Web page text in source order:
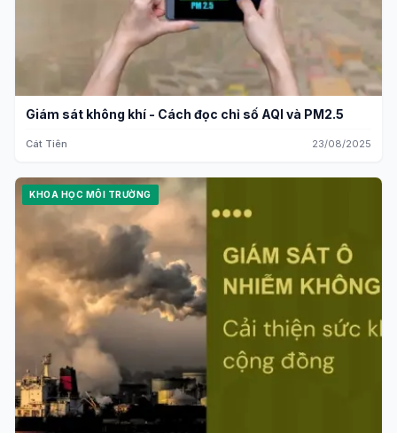
Giám sát không khí - Cách đọc chỉ số AQI và PM2.5
Cát Tiên 23/08/2025
KHOA HỌC MÔI TRƯỜNG